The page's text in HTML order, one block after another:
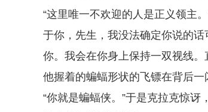
“这里唯一不欢迎的人是正义领主
于你，先生，我没法确定你说的
你。我会在你身上保持一双视线。
他握着的蝙蝠形状的飞镖在背后一
“你就是蝙蝠侠。”于是克拉克惊